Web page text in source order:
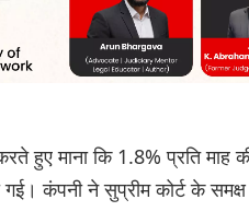
हुए माना कि 1.8% प्रति
कंपनी ने सुप्रीम कोर्ट के